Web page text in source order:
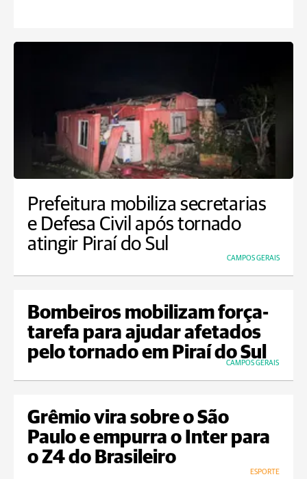
Prefeitura mobiliza secretarias
e Defesa Civil após tornado
atingir Piraí do Sul
CAMPOS GERAIS
Bombeiros mobilizam força-
tarefa para ajudar afetados
pelo tornado em Piraí do Sul
CAMPOS GERAIS
Grêmio vira sobre o São
Paulo e empurra o Inter para
o Z4 do Brasileiro
ESPORTE